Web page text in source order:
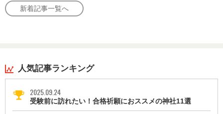
新着記事一覧へ
人気記事ランキング
2025.09.24
受験前に訪れたい！合格祈願におススメの神社11選